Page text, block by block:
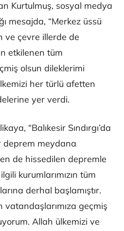
Kurtulmuş, sosyal medya
mesajda, “Merkez üssü
ve çevre illerde de
etkilenen tüm
olsun dileklerimi
her türlü afetten
yer verdi.
“Balıkesir Sındırgı’da
deprem meydana
de hissedilen depremle
kurumlarımızın tüm
derhal başlamıştır.
geçmiş
Allah ülkemizi ve